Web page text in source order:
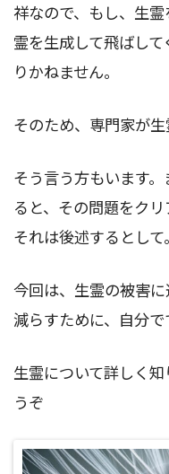
祥なので、もし、生
霊を生成して飛ばし
りかねません。
そのため、専門家が
そう言う方もいます
ると、その問題をクリ
それは後述するとして。
今回は、生霊の被害
減らすために、自分で
生霊について詳しく
うぞ